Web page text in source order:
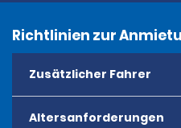
Richtlinien zur
Zusätzlicher Fahrer
Altersanforderungen